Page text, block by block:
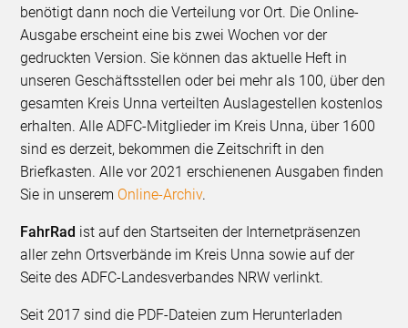
benötigt dann noch die Verteilung vor Ort. Die Online-
Ausgabe erscheint eine bis zwei Wochen vor der
gedruckten Version. Sie können das aktuelle Heft in
unseren Geschäftsstellen oder bei mehr als 100, über den
gesamten Kreis Unna verteilten Auslagestellen kostenlos
erhalten. Alle ADFC-Mitglieder im Kreis Unna, über 1600
sind es derzeit, bekommen die Zeitschrift in den
Briefkasten. Alle vor 2021 erschienenen Ausgaben finden
Sie in unserem Online-Archiv.
FahrRad ist auf den Startseiten der Internetpräsenzen
aller zehn Ortsverbände im Kreis Unna sowie auf der
Seite des ADFC-Landesverbandes NRW verlinkt.
Seit 2017 sind die PDF-Dateien zum Herunterladen